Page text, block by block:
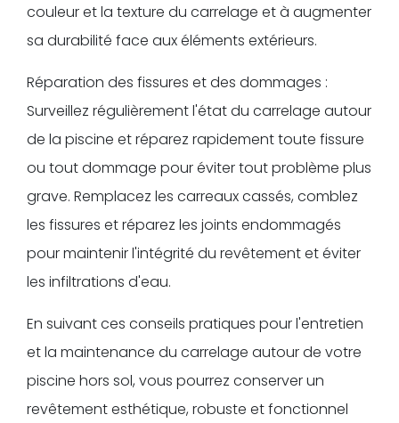
couleur et la texture du carrelage et à augmenter
sa durabilité face aux éléments extérieurs.
Réparation des fissures et des dommages :
Surveillez régulièrement l'état du carrelage autour
de la piscine et réparez rapidement toute fissure
ou tout dommage pour éviter tout problème plus
grave. Remplacez les carreaux cassés, comblez
les fissures et réparez les joints endommagés
pour maintenir l'intégrité du revêtement et éviter
les infiltrations d'eau.
En suivant ces conseils pratiques pour l'entretien
et la maintenance du carrelage autour de votre
piscine hors sol, vous pourrez conserver un
revêtement esthétique, robuste et fonctionnel